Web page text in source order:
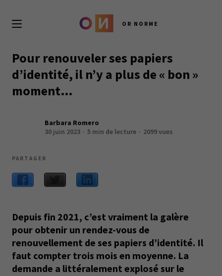
OR NORME
Pour renouveler ses papiers
d’identité, il n’y a plus de « bon »
moment…
Barbara Romero
30 juin 2023
5 min de lecture 2099 vues
PARTAGER
Depuis fin 2021, c’est vraiment la galère
pour obtenir un rendez-vous de
renouvellement de ses papiers d’identité. Il
faut compter trois mois en moyenne. La
demande a littéralement explosé sur le